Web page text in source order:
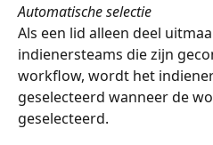
Automatische selectie
Als een lid alleen deel
indienersteams die zijn
workflow, wordt het
geselecteerd wanneer de
geselecteerd.